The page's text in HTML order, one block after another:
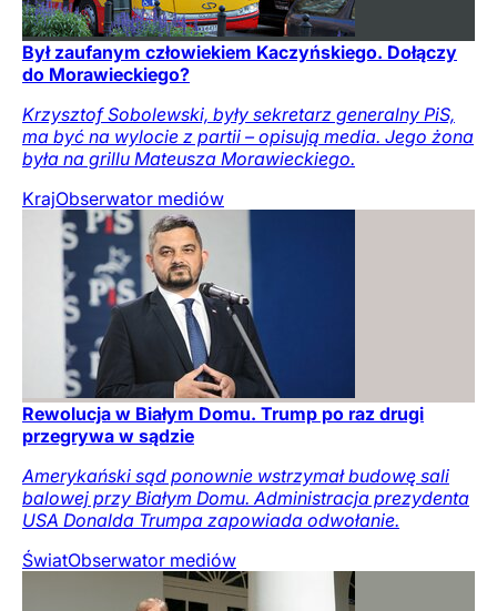
Był zaufanym człowiekiem Kaczyńskiego. Dołączy
do Morawieckiego?
Krzysztof Sobolewski, były sekretarz generalny PiS,
ma być na wylocie z partii – opisują media. Jego żona
była na grillu Mateusza Morawieckiego.
KrajObserwator mediów
Rewolucja w Białym Domu. Trump po raz drugi
przegrywa w sądzie
Amerykański sąd ponownie wstrzymał budowę sali
balowej przy Białym Domu. Administracja prezydenta
USA Donalda Trumpa zapowiada odwołanie.
ŚwiatObserwator mediów